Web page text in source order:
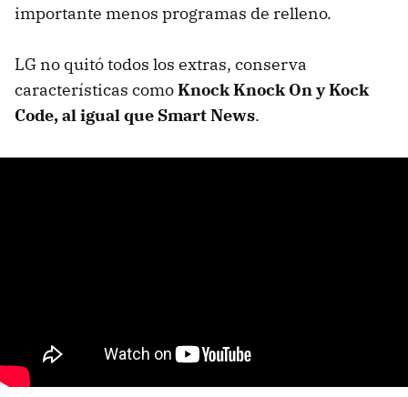
importante menos programas de relleno.
LG no quitó todos los extras, conserva
características comoKnock Knock On y Kock
Code, al igual que Smart News.